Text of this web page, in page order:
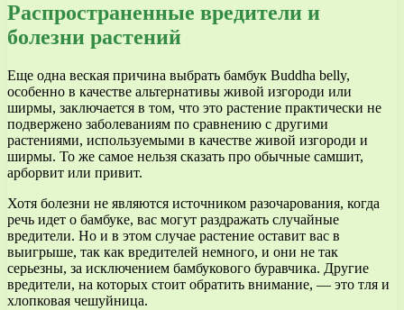
Распространенные вредители и
болезни растений
Еще одна веская причина выбрать бамбук Buddha belly,
особенно в качестве альтернативы живой изгороди или
ширмы, заключается в том, что это растение практически не
подвержено заболеваниям по сравнению с другими
растениями, используемыми в качестве живой изгороди и
ширмы. То же самое нельзя сказать про обычные самшит,
арборвит или привит.
Хотя болезни не являются источником разочарования, когда
речь идет о бамбуке, вас могут раздражать случайные
вредители. Но и в этом случае растение оставит вас в
выигрыше, так как вредителей немного, и они не так
серьезны, за исключением бамбукового буравчика. Другие
вредители, на которых стоит обратить внимание, — это тля и
хлопковая чешуйница.